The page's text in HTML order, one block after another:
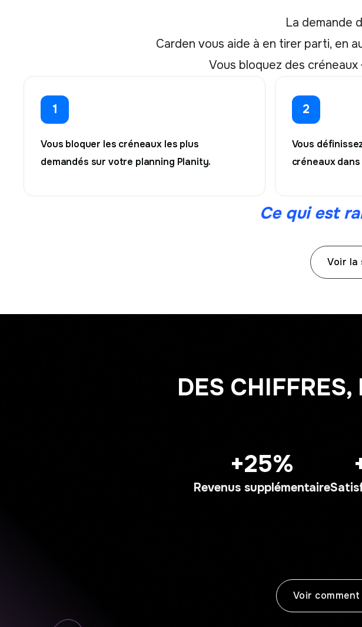
La demande
Carden vous aide à en tirer parti, en
Vous bloquez des
1
Vous bloquer les créneaux les plus
demandés sur votre planning Planity.
2
Vous
créneaux dans
Ce qui est
Voir la
DES CHIFFRES,
+25%
Revenus supplémentaire
Voir